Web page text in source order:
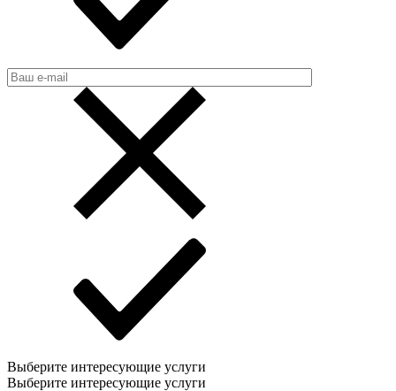
Выберите интересующие услуги
Выберите интересующие услуги